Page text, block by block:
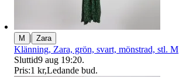
M | Zara
Klänning, Zara, grön, svart, mönstrad, stl. M
Sluttid9 aug 19:20.
Pris:1 kr,Ledande bud.